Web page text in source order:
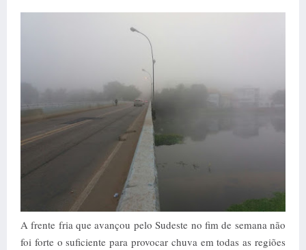
A frente fria que avançou pelo Sudeste no fim de semana não
foi forte o suficiente para provocar chuva em todas as regiões